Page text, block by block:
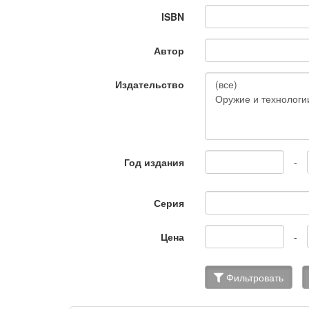
ISBN
Автор
Издательство
Год издания -
Серия
Цена -
Фильтровать